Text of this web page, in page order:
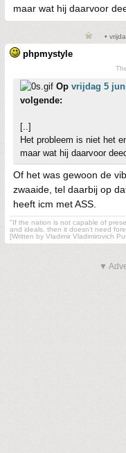
maar wat hij daarvoor
•
phpmystyle
Op vrijdag 5
volgende:
[..]
Het probleem is niet het
maar wat hij daarvoor
Of het was gewoon de
zwaaide, tel daarbij op
heeft icm met ASS.
"If the nation is not capable of
and ideals, then it doesn't need
[Written by Vladimir Vladimirovich
▼